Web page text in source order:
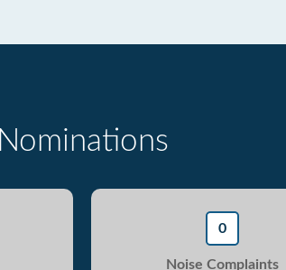
Nominations
0
Noise Complaints